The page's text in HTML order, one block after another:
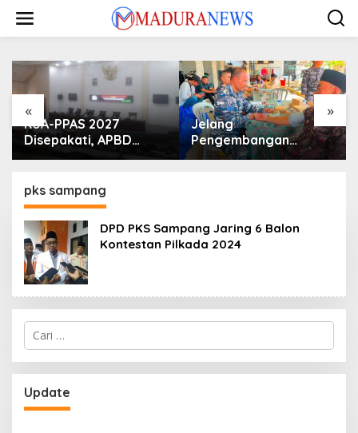
konten
« »
KUA-PPAS 2027
Disepakati, APBD
Sampang Defisit Rp
Jelang
Pengembangan
Lapangan Hidayah,
Nelayan Sampang
pks sampang
DPD PKS Sampang Jaring 6 Balon
Kontestan Pilkada 2024
Cari
untuk:
Update